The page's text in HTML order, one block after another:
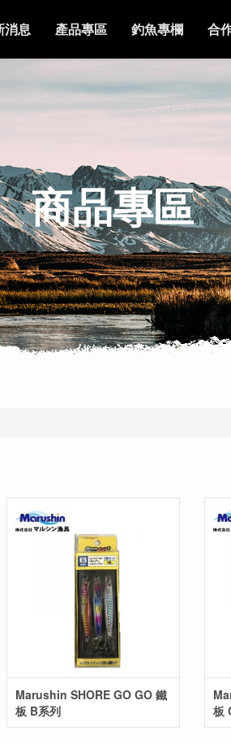
消息 產品專區 釣魚專欄 合
商品專區
Marushin SHORE GO GO 鐵
板 B系列
板